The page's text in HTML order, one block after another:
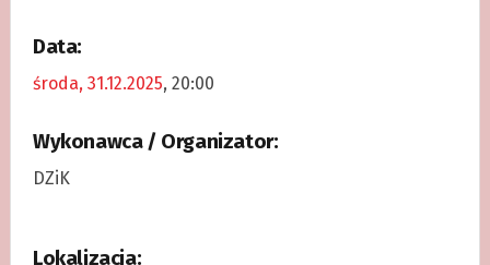
Data:
środa, 31.12.2025, 20:00
Wykonawca / Organizator:
DZiK
Lokalizacja: